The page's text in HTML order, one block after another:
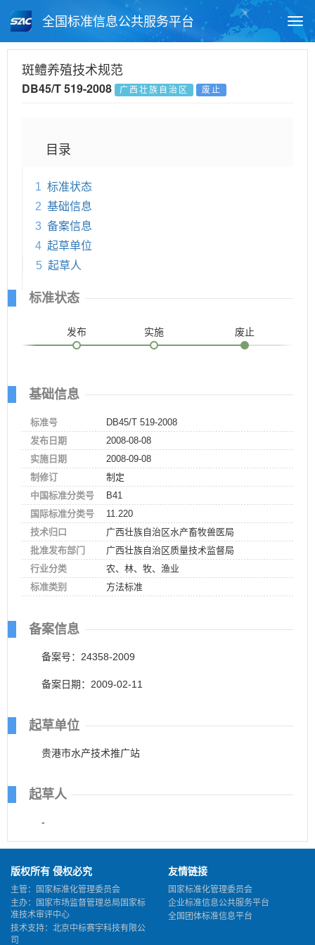
全国标准信息公共服务平台
月报查询 标准公告查询
斑鳢养殖技术规范
DB45/T 519-2008 广西壮族自治区 废止
目录
1 标准状态
2 基础信息
3 备案信息
4 起草单位
5 起草人
标准状态
发布 实施 废止
基础信息
标准号
DB45/T 519-2008
发布日期
2008-08-08
实施日期
2008-09-08
制修订
制定
中国标准分类号
B41
国际标准分类号
11.220
技术归口
广西壮族自治区水产畜牧兽医局
批准发布部门
广西壮族自治区质量技术监督局
行业分类
农、林、牧、渔业
标准类别
方法标准
备案信息
备案号：24358-2009
备案日期：2009-02-11
起草单位
贵港市水产技术推广站
起草人
-
版权所有 侵权必究
主管：国家标准化管理委员会
主办：国家市场监督管理总局国家标
准技术审评中心
技术支持：北京中标赛宇科技有限公
司
友情链接
国家标准化管理委员会
企业标准信息公共服务平台
全国团体标准信息平台